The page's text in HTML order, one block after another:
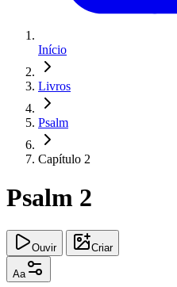
Início
Livros
Psalm
Capítulo 2
Psalm 2
Ouvir Criar
Aa